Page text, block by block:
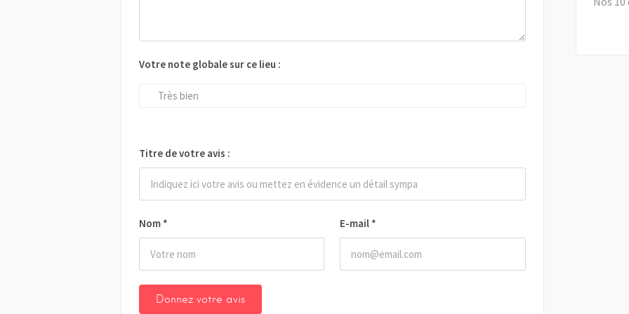
Nom * E-mail *
Votre note globale sur ce lieu :
Très bien
Titre de votre avis :